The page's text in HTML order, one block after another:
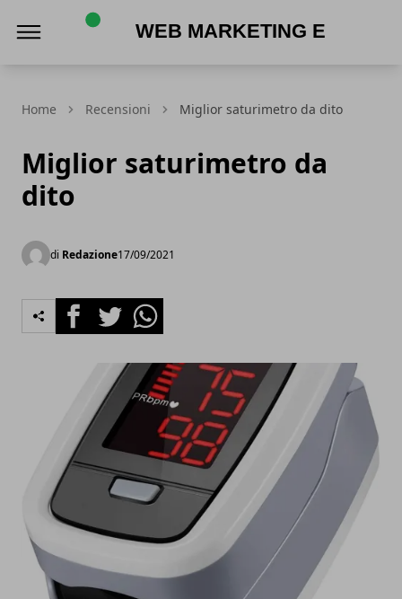
Home Recensioni Miglior saturimetro da dito
Miglior saturimetro da
dito
di Redazione17/09/2021
FacebookTwitterWhatsapp